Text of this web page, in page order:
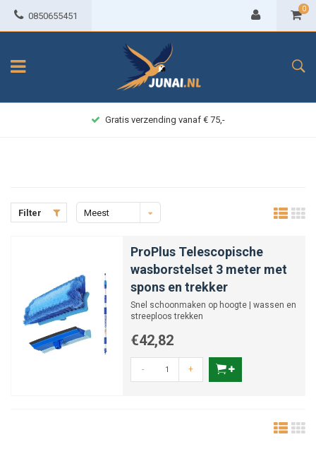
0850655451
0
Gratis verzending vanaf € 75,-
Filter
Meest
ProPlus Telescopische
wasborstelset 3 meter met
spons en trekker
Snel schoonmaken op hoogte | wassen en
streeploos trekken
€42,82
- +